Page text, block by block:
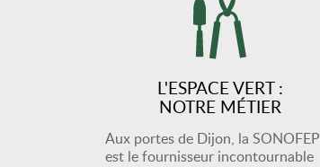
L'ESPACE VERT :
NOTRE MÉTIER
Aux portes de Dijon, la SONOFEP
est le fournisseur incontournable